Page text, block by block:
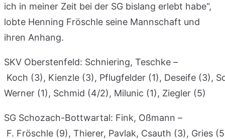
ich in meiner Zeit bei der SG bislang erlebt habe“,
lobte Henning Fröschle seine Mannschaft und
ihren Anhang.
SKV Oberstenfeld: Schniering, Teschke –
Koch (3), Kienzle (3), Pflugfelder (1), Deseife (3),
Werner (1), Schmid (4/2), Milunic (1), Ziegler (5)
SG Schozach-Bottwartal: Fink, Oßmann –
F. Fröschle (9), Thierer, Pavlak, Csauth (3), Gries